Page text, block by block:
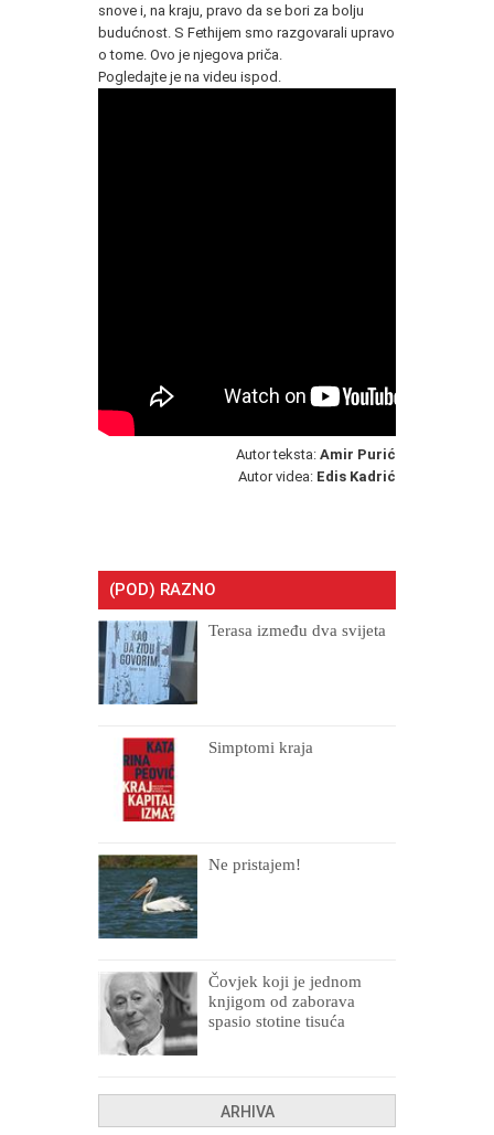
snove i, na kraju, pravo da se bori za bolju
budućnost. S Fethijem smo razgovarali upravo
o tome. Ovo je njegova priča.
Pogledajte je na videu ispod.
Autor teksta: Amir Purić
Autor videa: Edis Kadrić
(POD) RAZNO
Terasa između dva svijeta
Simptomi kraja
Ne pristajem!
Čovjek koji je jednom
knjigom od zaborava
spasio stotine tisuća
ARHIVA